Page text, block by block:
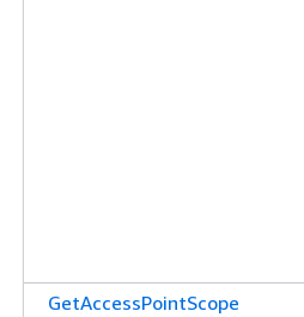
GetAccessPointScope